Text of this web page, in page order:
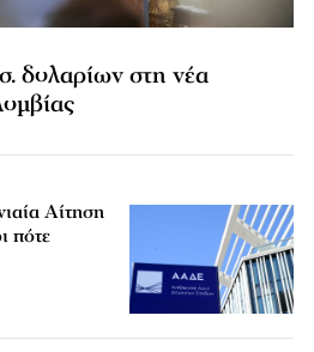
δολαρίων στη νέα
Αίτηση
πότε